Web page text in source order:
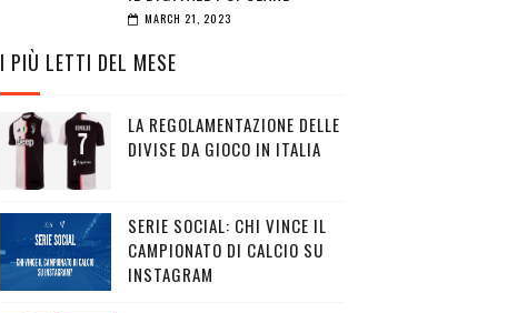
MARCH 21, 2023
I PIÙ LETTI DEL MESE
LA REGOLAMENTAZIONE DELLE
DIVISE DA GIOCO IN ITALIA
SERIE SOCIAL: CHI VINCE IL
CAMPIONATO DI CALCIO SU
INSTAGRAM